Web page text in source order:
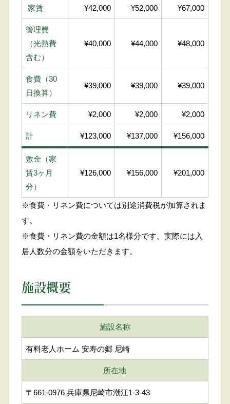
家賃 ¥42,000 ¥52,000 ¥67,000
管理費
（光熱費
含む）
¥40,000 ¥44,000 ¥48,000
食費（30
日換算）
¥39,000 ¥39,000 ¥39,000
リネン費 ¥2,000 ¥2,000 ¥2,000
計 ¥123,000 ¥137,000 ¥156,000
敷金（家
賃3ヶ月
分）
¥126,000 ¥156,000 ¥201,000
※食費・リネン費については別途消費税が加算されま
す。
※食費・リネン費の金額は1名様分です。実際には入
居人数分の金額をいただきます。
施設概要
施設名称
有料老人ホーム 安寿の郷 尼崎
所在地
〒661-0976 兵庫県尼崎市潮江1-3-43